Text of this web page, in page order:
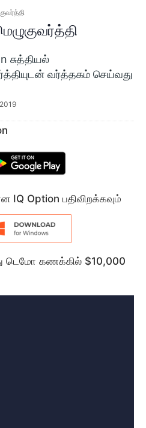
சுத்தியல்
வர்த்தகம் செய்வது
IQ Option பதிவிறக்கவும்
டெமோ கணக்கில் $10,000